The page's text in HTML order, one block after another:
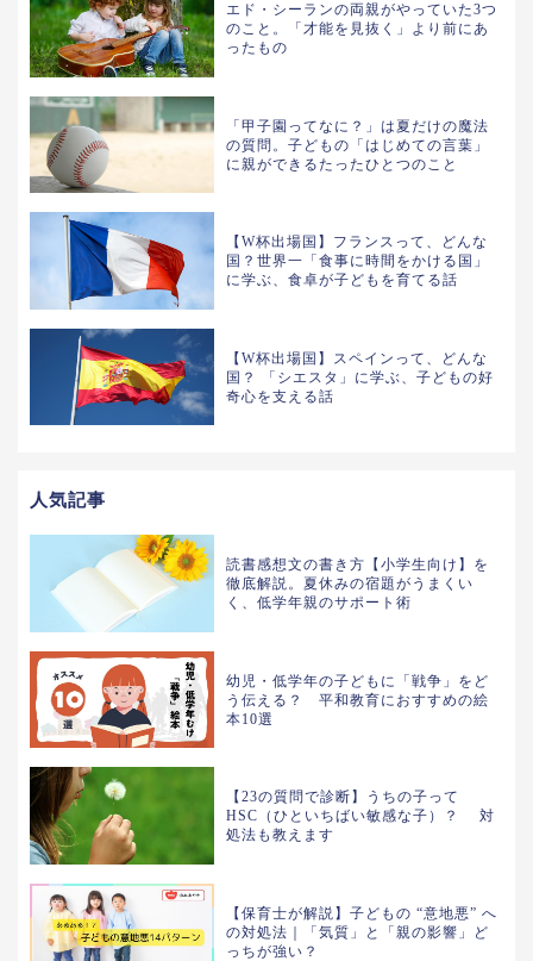
エド・シーランの両親がやっていた3つ
のこと。「才能を見抜く」より前にあ
ったもの
「甲子園ってなに？」は夏だけの魔法
の質問。子どもの「はじめての言葉」
に親ができるたったひとつのこと
【W杯出場国】フランスって、どんな
国？世界一「食事に時間をかける国」
に学ぶ、食卓が子どもを育てる話
【W杯出場国】スペインって、どんな
国？ 「シエスタ」に学ぶ、子どもの好
奇心を支える話
人気記事
読書感想文の書き方【小学生向け】を
徹底解説。夏休みの宿題がうまくい
く、低学年親のサポート術
幼児・低学年の子どもに「戦争」をど
う伝える？ 平和教育におすすめの絵
本10選
【23の質問で診断】うちの子って
HSC（ひといちばい敏感な子）？ 対
処法も教えます
【保育士が解説】子どもの “意地悪” へ
の対処法｜「気質」と「親の影響」ど
っちが強い？